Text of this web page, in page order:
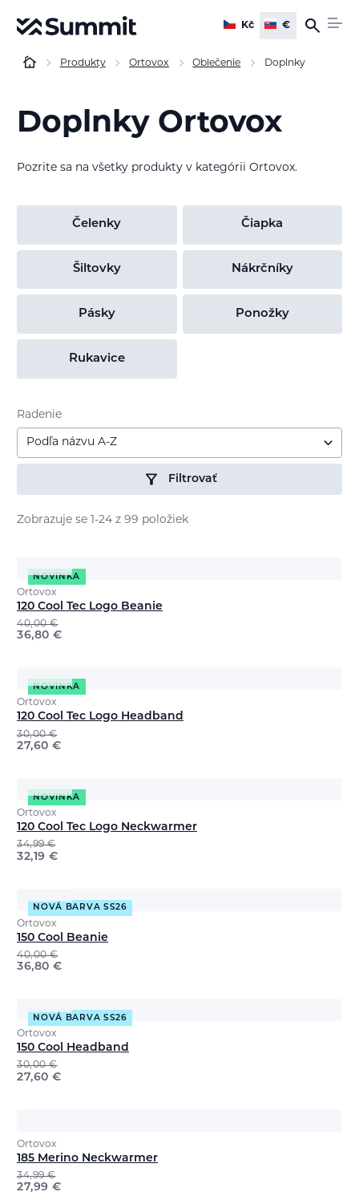
Kč €
Produkty Ortovox Oblečenie Doplnky
Doplnky Ortovox
Pozrite sa na všetky produkty v kategórii Ortovox.
Čelenky Čiapka
Šiltovky Nákrčníky
Pásky Ponožky
Rukavice
Radenie
Podľa názvu A-Z
Filtrovať
Zobrazuje se 1-24 z 99 položiek
NOVINKA
Ortovox
120 Cool Tec Logo Beanie
40,00€
36,80 €
NOVINKA
Ortovox
120 Cool Tec Logo Headband
30,00€
27,60 €
NOVINKA
Ortovox
120 Cool Tec Logo Neckwarmer
34,99€
32,19 €
NOVÁ BARVA SS26
Ortovox
150 Cool Beanie
40,00€
36,80 €
NOVÁ BARVA SS26
Ortovox
150 Cool Headband
30,00€
27,60 €
Ortovox
185 Merino Neckwarmer
34,99€
27,99 €